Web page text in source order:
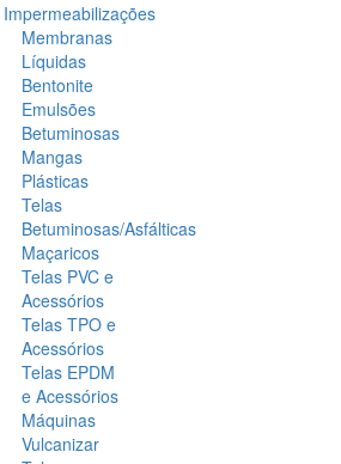
Impermeabilizações
Membranas
Líquidas
Bentonite
Emulsões
Betuminosas
Mangas
Plásticas
Telas
Betuminosas/Asfálticas
Maçaricos
Telas PVC e
Acessórios
Telas TPO e
Acessórios
Telas EPDM
e Acessórios
Máquinas
Vulcanizar